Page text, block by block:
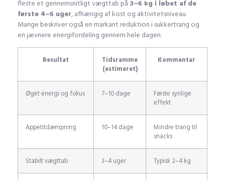
fleste et gennemsnitligt vægttab på 3–6 kg i løbet af de
første 4–6 uger, afhængig af kost og aktivitetsniveau.
Mange beskriver også en markant reduktion i sukkertrang og
en jævnere energifordeling gennem hele dagen.
Resultat
Tidsramme
(estimeret)
Kommentar
Øget energi og fokus 7–10 dage
Første synlige
effekt
Appetitdæmpning 10–14 dage
Mindre trang til
snacks
Stabilt vægttab 3–4 uger Typisk 2–4 kg